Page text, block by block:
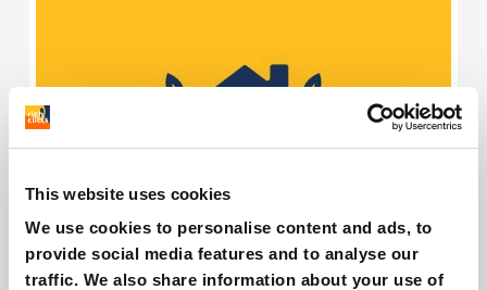
This website uses cookies
We use cookies to personalise content and ads, to
provide social media features and to analyse our
traffic. We also share information about your use of
Vitesy, la startup Italiana per la nuova
ecosostenibilità